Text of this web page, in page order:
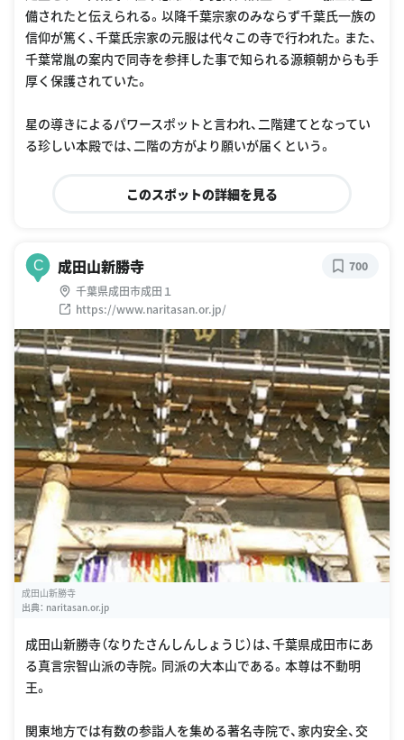
備されたと伝えられる。以降千葉宗家のみならず千葉氏一族の
信仰が篤く、千葉氏宗家の元服は代々この寺で行われた。また、
千葉常胤の案内で同寺を参拝した事で知られる源頼朝からも手
厚く保護されていた。
星の導きによるパワースポットと言われ、二階建てとなってい
る珍しい本殿では、二階の方がより願いが届くという。
このスポットの詳細を見る
C 成田山新勝寺
千葉県成田市成田１
https://www.naritasan.or.jp/
700
成田山新勝寺
出典： naritasan.or.jp
成田山新勝寺（なりたさんしんしょうじ）は、千葉県成田市にあ
る真言宗智山派の寺院。同派の大本山である。本尊は不動明
王。
関東地方では有数の参詣人を集める著名寺院で、家内安全、交